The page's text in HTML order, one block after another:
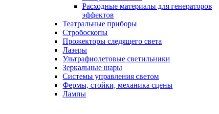
Расходные материалы для генераторов
эффектов
Театральные приборы
Стробоскопы
Прожекторы следящего света
Лазеры
Ультрафиолетовые светильники
Зеркальные шары
Системы управления светом
Фермы, стойки, механика сцены
Лампы